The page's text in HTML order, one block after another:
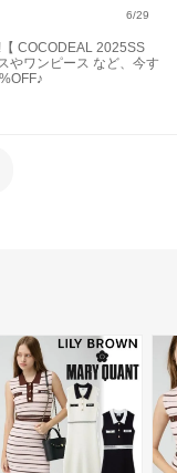
6/29
COCODEAL 2025SS
やワンピース など、今す